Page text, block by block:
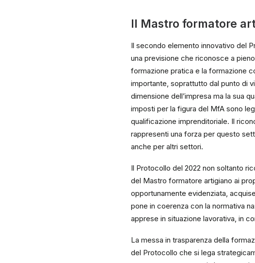
II Mastro formatore
Il secondo elemento innovativo del
una previsione che riconosce a
formazione pratica e la formazione
importante, soprattutto dal punto di
dimensione dell’impresa ma la sua
imposti per la figura del MfA sono
qualificazione imprenditoriale. Il
rappresenti una forza per questo
anche per altri settori.
Il Protocollo del 2022 non soltanto
del Mastro formatore artigiano ai
opportunamente evidenziata,
pone in coerenza con la normativa
apprese in situazione lavorativa, in
La messa in trasparenza della
del Protocollo che si lega